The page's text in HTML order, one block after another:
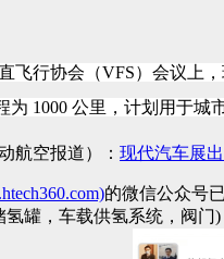
飞行协会（VFS）会议上
为 1000 公里，计划用于
航空报道）： 现代汽车展
的微信公众号
罐，车载供氢系统，阀